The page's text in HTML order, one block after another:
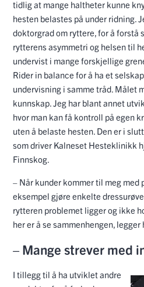
tidlig at mange haltheter kunne
hesten belastes på under ridning.
doktorgrad om ryttere, for å forstå
rytterens asymmetri og helsen til
undervist i mange forskjellige
Rider in balance for å ha et
undervisning i samme tråd. Målet
kunnskap. Jeg har blant annet
hvor man kan få kontroll på egen
uten å belaste hesten. Den er i
som driver Kalneset Hesteklinikk
Finnskog.
– Når kunder kommer til meg med
eksempel gjøre enkelte
rytteren problemet ligger og ikke
her er å se sammenhengen, legger
– Mange strever med
I tillegg til å ha utviklet andre